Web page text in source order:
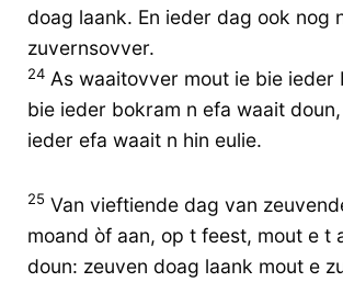
doag laank. En ieder dag ook nog
zuvernsovver.
24 As waaitovver mout ie bie ieder
bie ieder bokram n efa waait
ieder efa waait n hin eulie.
25 Van vieftiende dag van
moand òf aan, op t feest, mout e t
doun: zeuven doag laank mout e